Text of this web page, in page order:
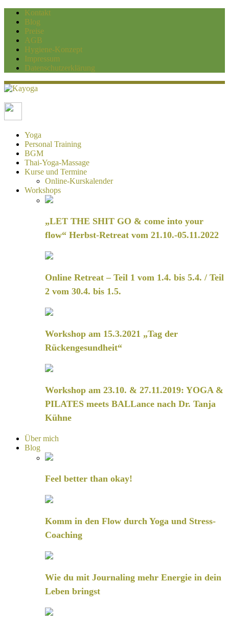
Kontakt
Blog
Preise
AGB
Hygiene-Konzept
Impressum
Datenschutzerklärung
Kayoga
Yoga und Personaltraining Duisburg
Yoga
Personal Training
BGM
Thai-Yoga-Massage
Kurse und Termine
Online-Kurskalender
Workshops
„LET THE SHIT GO & come into your
flow“ Herbst-Retreat vom 21.10.-05.11.2022
Online Retreat – Teil 1 vom 1.4. bis 5.4. / Teil
2 vom 30.4. bis 1.5.
Workshop am 15.3.2021 „Tag der
Rückengesundheit“
Workshop am 23.10. & 27.11.2019: YOGA &
PILATES meets BALLance nach Dr. Tanja
Kühne
Über mich
Blog
Feel better than okay!
Komm in den Flow durch Yoga und Stress-
Coaching
Wie du mit Journaling mehr Energie in dein
Leben bringst